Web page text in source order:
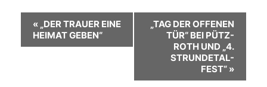
e
« „DER TRAUER EINE
HEIMAT GEBEN“
„TAG DER OFFENEN
TÜR“ BEI PÜTZ-
ROTH UND „4.
STRUNDETAL-
FEST“ »